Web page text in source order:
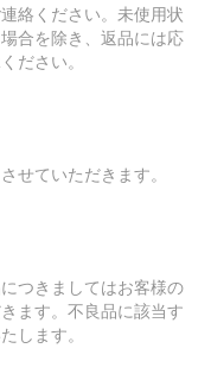
絡ください。未使用状
合を除き、返品には応
ださい。
せていただきます。
つきましてはお客様の
ます。不良品に該当す
します。